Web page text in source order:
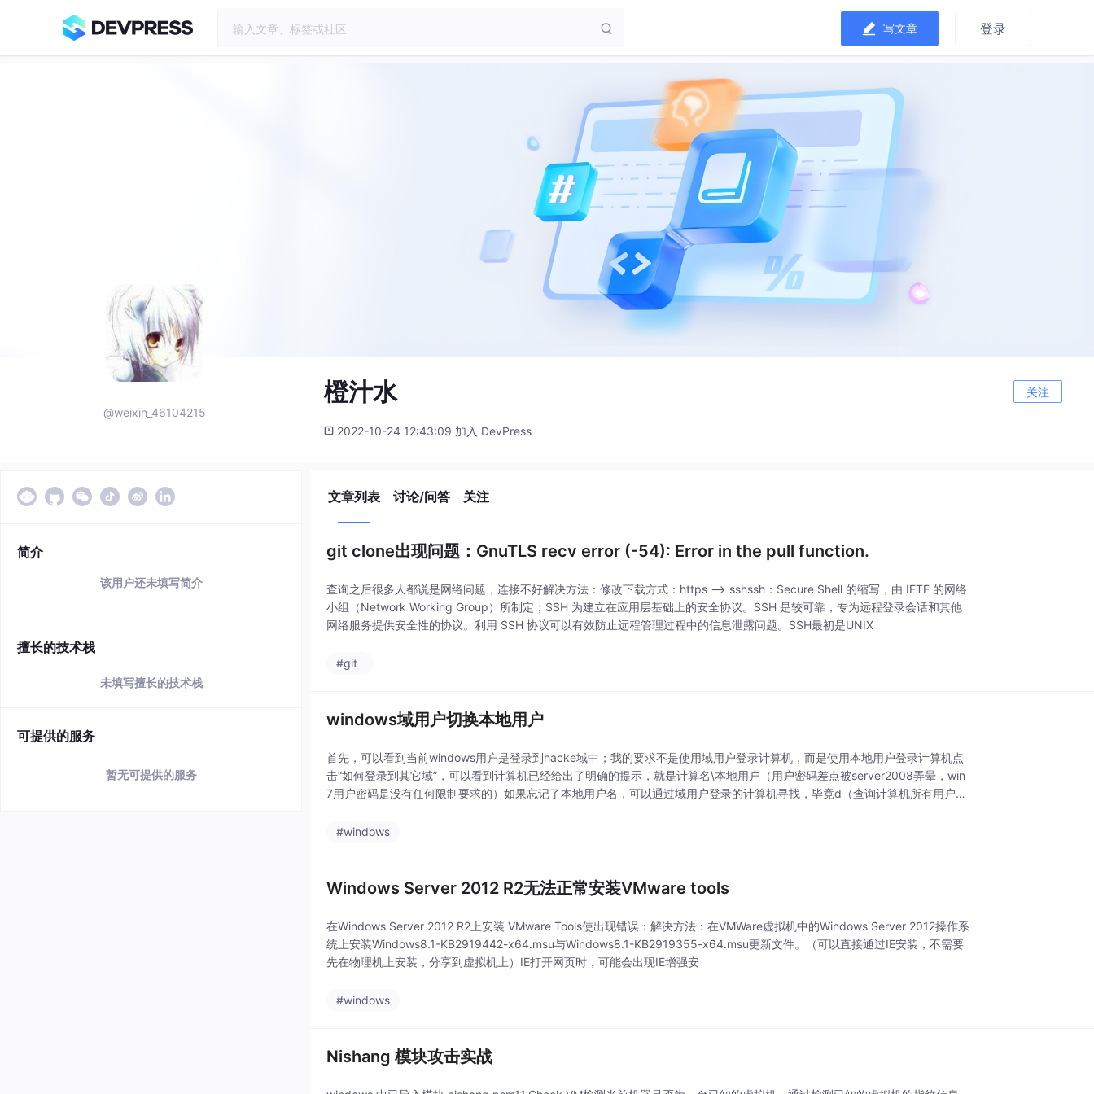
写文章 登录
@weixin_46104215
橙汁水 关注
2022-10-24 12:43:09 加入 DevPress
简介
该用户还未填写简介
擅长的技术栈
未填写擅长的技术栈
可提供的服务
暂无可提供的服务
文章列表 讨论/问答 关注
git clone出现问题：GnuTLS recv error (-54): Error in the pull function.
查询之后很多人都说是网络问题，连接不好解决方法：修改下载方式：https --> sshssh：Secure Shell 的缩写，由 IETF 的网络
小组（Network Working Group）所制定；SSH 为建立在应用层基础上的安全协议。SSH 是较可靠，专为远程登录会话和其他
网络服务提供安全性的协议。利用 SSH 协议可以有效防止远程管理过程中的信息泄露问题。SSH最初是UNIX
#git
windows域用户切换本地用户
首先，可以看到当前windows用户是登录到hacke域中；我的要求不是使用域用户登录计算机，而是使用本地用户登录计算机点
击“如何登录到其它域”，可以看到计算机已经给出了明确的提示，就是计算名\本地用户（用户密码差点被server2008弄晕，win
7用户密码是没有任何限制要求的）如果忘记了本地用户名，可以通过域用户登录的计算机寻找，毕竟d（查询计算机所有用户）
#windows
Windows Server 2012 R2无法正常安装VMware tools
在Windows Server 2012 R2上安装 VMware Tools使出现错误：解决方法：在VMWare虚拟机中的Windows Server 2012操作系
统上安装Windows8.1-KB2919442-x64.msu与Windows8.1-KB2919355-x64.msu更新文件。（可以直接通过IE安装，不需要
先在物理机上安装，分享到虚拟机上）IE打开网页时，可能会出现IE增强安
#windows
Nishang 模块攻击实战